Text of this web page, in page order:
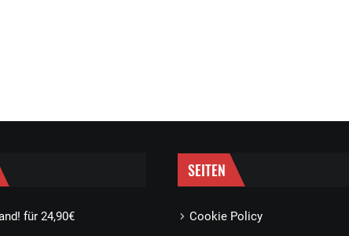
für 24,90€
SEITEN
Cookie Policy